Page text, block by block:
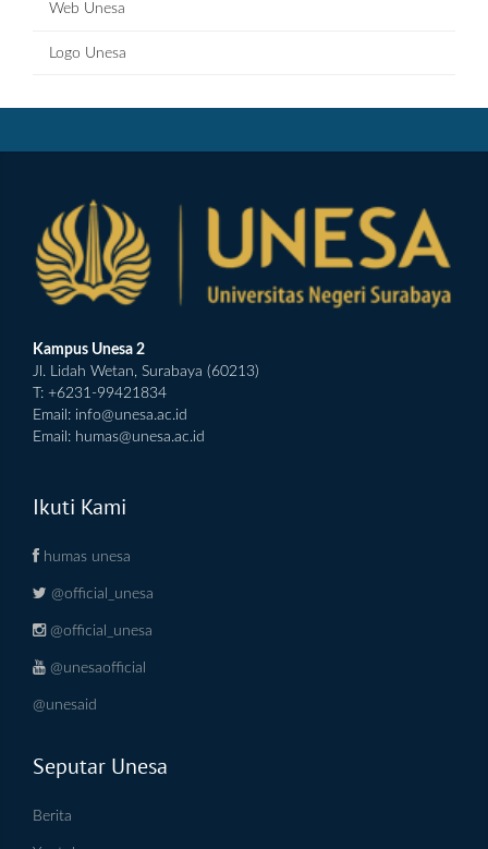
Web Unesa
Logo Unesa
Kampus Unesa 2
Jl. Lidah Wetan, Surabaya (60213)
T: +6231-99421834
Email: info@unesa.ac.id
Email: humas@unesa.ac.id
Ikuti Kami
humas unesa
@official_unesa
@official_unesa
@unesaofficial
@unesaid
Seputar Unesa
Berita